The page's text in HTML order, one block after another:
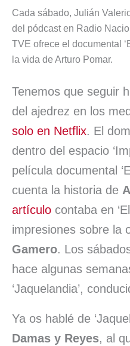
e
b
o
k
k
e
t
p
Cada sábado, Julián
del pódcast en Radio
TVE ofrece el documental
la vida de Arturo Pomar.
Tenemos que seguir
del ajedrez en los
solo en Netflix. El
dentro del espacio
película documental
cuenta la historia de
artículo contaba en
impresiones sobre la
Gamero. Los
hace algunas
‘Jaquelandia’,
Ya os hablé de
Damas y Reyes, al